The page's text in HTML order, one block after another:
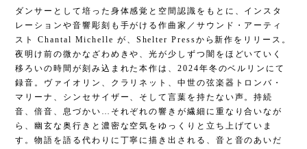
ダンサーとして培った身体感覚と空間認識をもとに、インスタ
レーションや音響彫刻も手がける作曲家／サウンド・アーティ
スト Chantal Michelle が、Shelter Pressから新作をリリース。
夜明け前の微かなざわめきや、光が少しずつ闇をほどいていく
移ろいの時間が刻み込まれた本作は、2024年冬のベルリンにて
録音。ヴァイオリン、クラリネット、中世の弦楽器トロンバ・
マリーナ、シンセサイザー、そして言葉を持たない声。持続
音、倍音、息づかい…それぞれの響きが繊細に重なり合いなが
ら、幽玄な奥行きと濃密な空気をゆっくりと立ち上げていま
す。物語を語る代わりに丁寧に描き出される、音と音のあいだ